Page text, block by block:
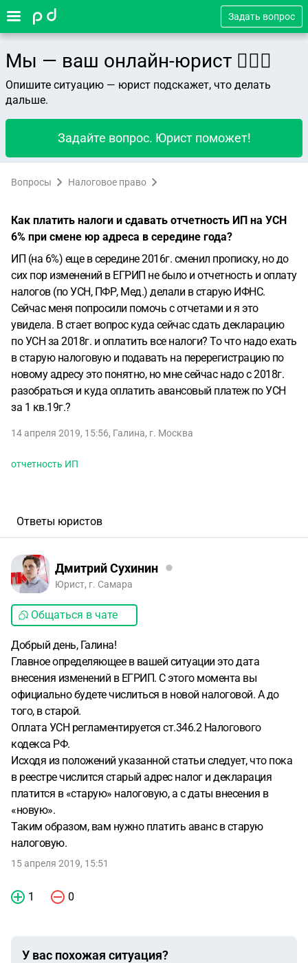
Задать вопрос
Мы — ваш онлайн-юрист 👨🏻‍⚖️
Опишите ситуацию — юрист подскажет, что делать
дальше.
Задайте вопрос. Юрист поможет!
Вопросы Налоговое право
Как платить налоги и сдавать отчетность ИП на УСН
6% при смене юр адреса в середине года?
ИП (на 6%) еще в середине 2016г. сменил прописку, но до
сих пор изменений в ЕГРИП не было и отчетность и оплату
налогов (по УСН, ПФР, Мед.) делали в старую ИФНС.
Сейчас меня попросили помочь с отчетами и я это
увидела. В стает вопрос куда сейчас сдать декларацию
по УСН за 2018г. и оплатить все налоги? То что надо ехать
в старую налоговую и подавать на перерегистрацию по
новому адресу это понятно, но мне сейчас надо с 2018г.
разобраться и куда оплатить авансовый платеж по УСН
за 1 кв.19г.?
14 апреля 2019, 15:56, Галина, г. Москва
отчетность ИП
Ответы юристов
Дмитрий Сухинин
Юрист, г. Самара
Общаться в чате
Добрый день, Галина!
Главное определяющее в вашей ситуации это дата
внесения изменений в ЕГРИП. С этого момента вы
официально будете числиться в новой налоговой. А до
того, в старой.
Оплата УСН регламентируется ст.346.2 Налогового
кодекса РФ.
Исходя из положений указанной статьи следует, что пока
в реестре числится старый адрес налог и декларация
платится в «старую» налоговую, а с даты внесения в
«новую».
Таким образом, вам нужно платить аванс в старую
налоговую.
15 апреля 2019, 15:51
1 0
У вас похожая ситуация?